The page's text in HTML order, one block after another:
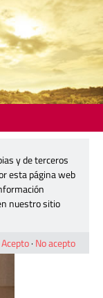
y de terceros
esta página web
nuestro sitio
Acepto· No acepto